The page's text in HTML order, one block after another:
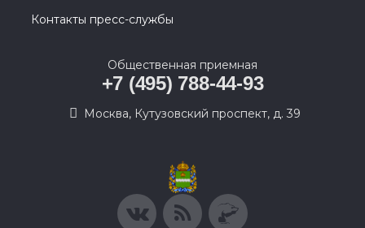
Контакты пресс-службы
Общественная приемная
+7 (495) 788-44-93
Москва, Кутузовский проспект, д. 39